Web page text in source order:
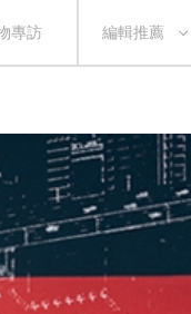
專訪 編輯推薦